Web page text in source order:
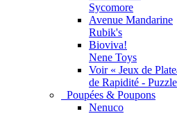
Sycomore
Avenue Mandarine
Rubik's
Bioviva!
Nene Toys
Voir « Jeux de
de Rapidité -
Poupées & Poupons
Nenuco